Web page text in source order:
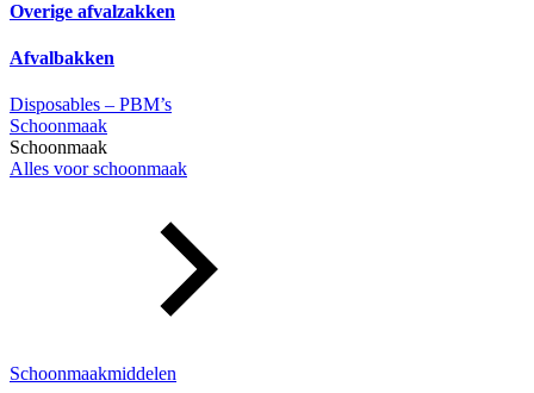
Overige afvalzakken
Afvalbakken
Disposables – PBM’s
Schoonmaak
Schoonmaak
Alles voor schoonmaak
Schoonmaakmiddelen